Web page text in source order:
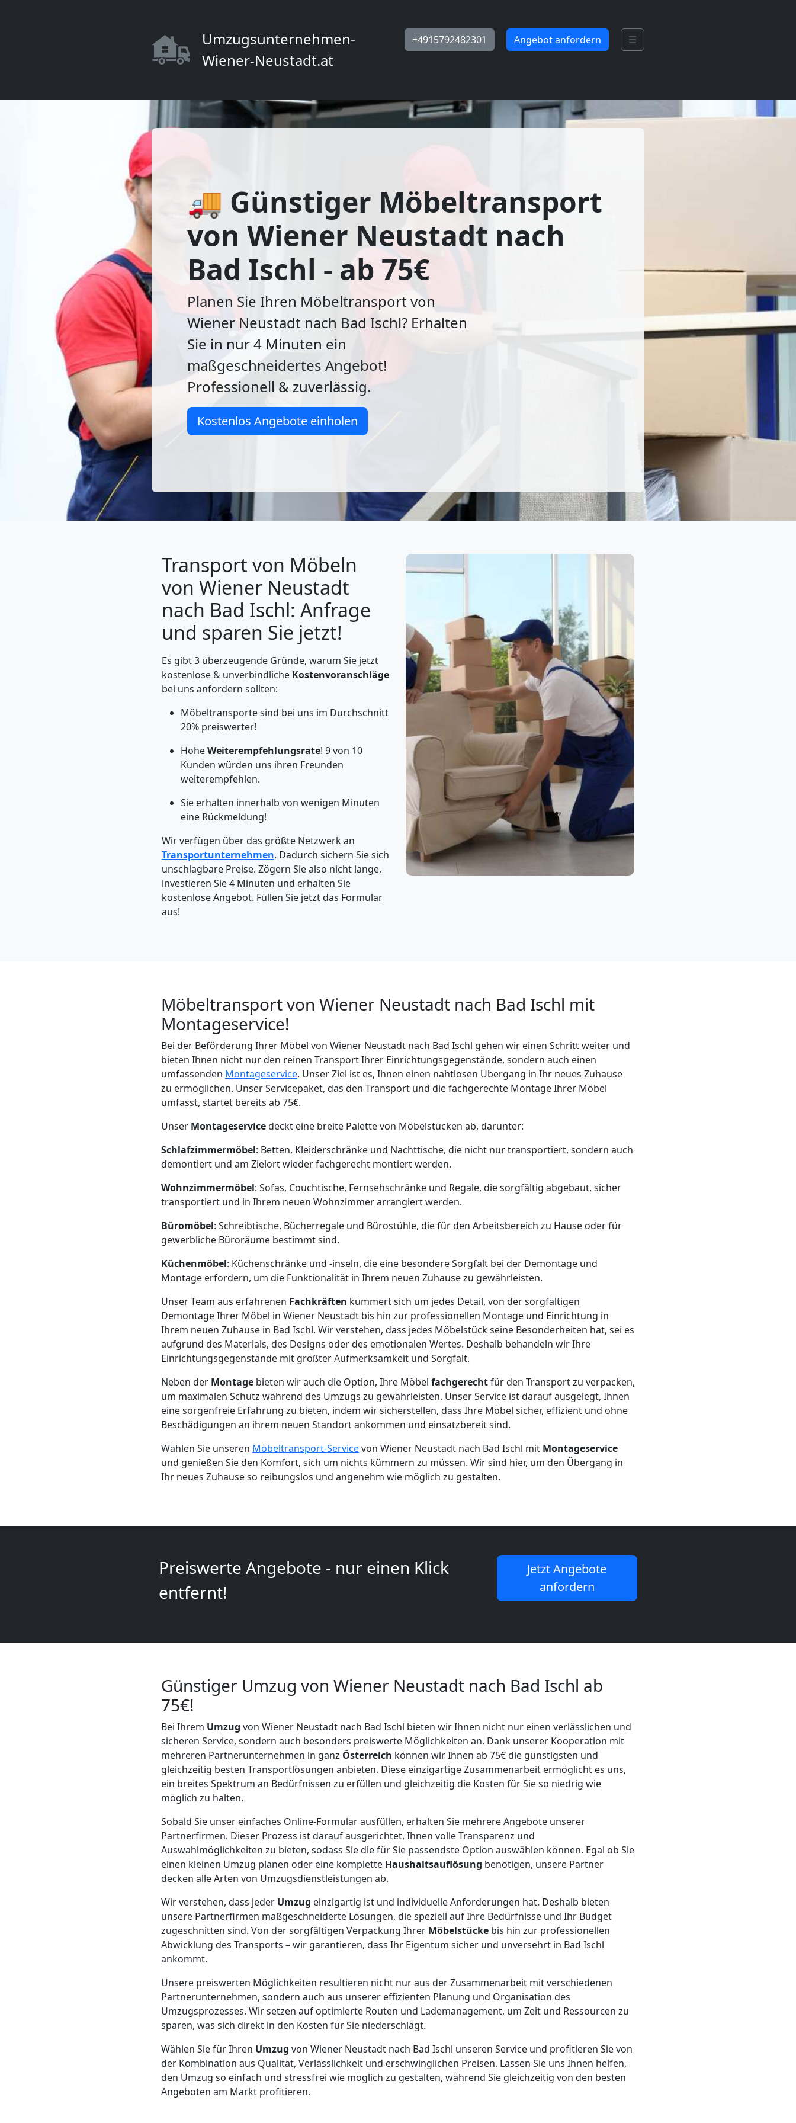
Umzugsunternehmen-
Wiener-Neustadt.at
+4915792482301 Angebot anfordern ☰
🚚 Günstiger Möbeltransport
von Wiener Neustadt nach
Bad Ischl - ab 75€
Planen Sie Ihren Möbeltransport von
Wiener Neustadt nach Bad Ischl? Erhalten
Sie in nur 4 Minuten ein
maßgeschneidertes Angebot!
Professionell & zuverlässig.
Kostenlos Angebote einholen
Transport von Möbeln
von Wiener Neustadt
nach Bad Ischl: Anfrage
und sparen Sie jetzt!
Es gibt 3 überzeugende Gründe, warum Sie jetzt
kostenlose & unverbindliche Kostenvoranschläge
bei uns anfordern sollten:
Möbeltransporte sind bei uns im Durchschnitt
20% preiswerter!
HoheWeiterempfehlungsrate! 9 von 10
Kunden würden uns ihren Freunden
weiterempfehlen.
Sie erhalten innerhalb von wenigen Minuten
eine Rückmeldung!
Wir verfügen über das größte Netzwerk an
Transportunternehmen. Dadurch sichern Sie sich
unschlagbare Preise. Zögern Sie also nicht lange,
investieren Sie 4 Minuten und erhalten Sie
kostenlose Angebot. Füllen Sie jetzt das Formular
aus!
Möbeltransport von Wiener Neustadt nach Bad Ischl mit
Montageservice!
Bei der Beförderung Ihrer Möbel von Wiener Neustadt nach Bad Ischl gehen wir einen Schritt weiter und
bieten Ihnen nicht nur den reinen Transport Ihrer Einrichtungsgegenstände, sondern auch einen
umfassenden Montageservice. Unser Ziel ist es, Ihnen einen nahtlosen Übergang in Ihr neues Zuhause
zu ermöglichen. Unser Servicepaket, das den Transport und die fachgerechte Montage Ihrer Möbel
umfasst, startet bereits ab 75€.
Unser Montageservicedeckt eine breite Palette von Möbelstücken ab, darunter:
Schlafzimmermöbel: Betten, Kleiderschränke und Nachttische, die nicht nur transportiert, sondern auch
demontiert und am Zielort wieder fachgerecht montiert werden.
Wohnzimmermöbel: Sofas, Couchtische, Fernsehschränke und Regale, die sorgfältig abgebaut, sicher
transportiert und in Ihrem neuen Wohnzimmer arrangiert werden.
Büromöbel: Schreibtische, Bücherregale und Bürostühle, die für den Arbeitsbereich zu Hause oder für
gewerbliche Büroräume bestimmt sind.
Küchenmöbel: Küchenschränke und -inseln, die eine besondere Sorgfalt bei der Demontage und
Montage erfordern, um die Funktionalität in Ihrem neuen Zuhause zu gewährleisten.
Unser Team aus erfahrenen Fachkräften kümmert sich um jedes Detail, von der sorgfältigen
Demontage Ihrer Möbel in Wiener Neustadt bis hin zur professionellen Montage und Einrichtung in
Ihrem neuen Zuhause in Bad Ischl. Wir verstehen, dass jedes Möbelstück seine Besonderheiten hat, sei es
aufgrund des Materials, des Designs oder des emotionalen Wertes. Deshalb behandeln wir Ihre
Einrichtungsgegenstände mit größter Aufmerksamkeit und Sorgfalt.
Neben der Montage bieten wir auch die Option, Ihre Möbel fachgerechtfür den Transport zu verpacken,
um maximalen Schutz während des Umzugs zu gewährleisten. Unser Service ist darauf ausgelegt, Ihnen
eine sorgenfreie Erfahrung zu bieten, indem wir sicherstellen, dass Ihre Möbel sicher, effizient und ohne
Beschädigungen an ihrem neuen Standort ankommen und einsatzbereit sind.
Wählen Sie unseren Möbeltransport-Servicevon Wiener Neustadt nach Bad Ischl mit Montageservice
und genießen Sie den Komfort, sich um nichts kümmern zu müssen. Wir sind hier, um den Übergang in
Ihr neues Zuhause so reibungslos und angenehm wie möglich zu gestalten.
Preiswerte Angebote - nur einen Klick
entfernt!
Jetzt Angebote
anfordern
Günstiger Umzug von Wiener Neustadt nach Bad Ischl ab
75€!
Bei Ihrem Umzug von Wiener Neustadt nach Bad Ischl bieten wir Ihnen nicht nur einen verlässlichen und
sicheren Service, sondern auch besonders preiswerte Möglichkeiten an. Dank unserer Kooperation mit
mehreren Partnerunternehmen in ganz Österreich können wir Ihnen ab 75€ die günstigsten und
gleichzeitig besten Transportlösungen anbieten. Diese einzigartige Zusammenarbeit ermöglicht es uns,
ein breites Spektrum an Bedürfnissen zu erfüllen und gleichzeitig die Kosten für Sie so niedrig wie
möglich zu halten.
Sobald Sie unser einfaches Online-Formular ausfüllen, erhalten Sie mehrere Angebote unserer
Partnerfirmen. Dieser Prozess ist darauf ausgerichtet, Ihnen volle Transparenz und
Auswahlmöglichkeiten zu bieten, sodass Sie die für Sie passendste Option auswählen können. Egal ob Sie
einen kleinen Umzug planen oder eine komplette Haushaltsauflösung benötigen, unsere Partner
decken alle Arten von Umzugsdienstleistungen ab.
Wir verstehen, dass jeder Umzug einzigartig ist und individuelle Anforderungen hat. Deshalb bieten
unsere Partnerfirmen maßgeschneiderte Lösungen, die speziell auf Ihre Bedürfnisse und Ihr Budget
zugeschnitten sind. Von der sorgfältigen Verpackung Ihrer Möbelstücke bis hin zur professionellen
Abwicklung des Transports – wir garantieren, dass Ihr Eigentum sicher und unversehrt in Bad Ischl
ankommt.
Unsere preiswerten Möglichkeiten resultieren nicht nur aus der Zusammenarbeit mit verschiedenen
Partnerunternehmen, sondern auch aus unserer effizienten Planung und Organisation des
Umzugsprozesses. Wir setzen auf optimierte Routen und Lademanagement, um Zeit und Ressourcen zu
sparen, was sich direkt in den Kosten für Sie niederschlägt.
Wählen Sie für Ihren Umzug von Wiener Neustadt nach Bad Ischl unseren Service und profitieren Sie von
der Kombination aus Qualität, Verlässlichkeit und erschwinglichen Preisen. Lassen Sie uns Ihnen helfen,
den Umzug so einfach und stressfrei wie möglich zu gestalten, während Sie gleichzeitig von den besten
Angeboten am Markt profitieren.
Mann